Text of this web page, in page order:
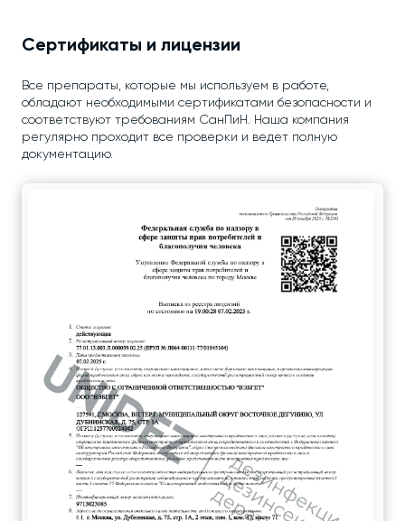
Сертификаты и лицензии
Все препараты, которые мы используем в работе,
обладают необходимыми сертификатами безопасности и
соответствуют требованиям СанПиН. Наша компания
регулярно проходит все проверки и ведет полную
документацию.